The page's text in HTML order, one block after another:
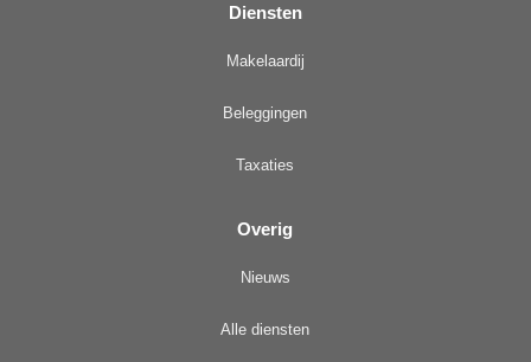
Diensten
Makelaardij
Beleggingen
Taxaties
Overig
Nieuws
Alle diensten